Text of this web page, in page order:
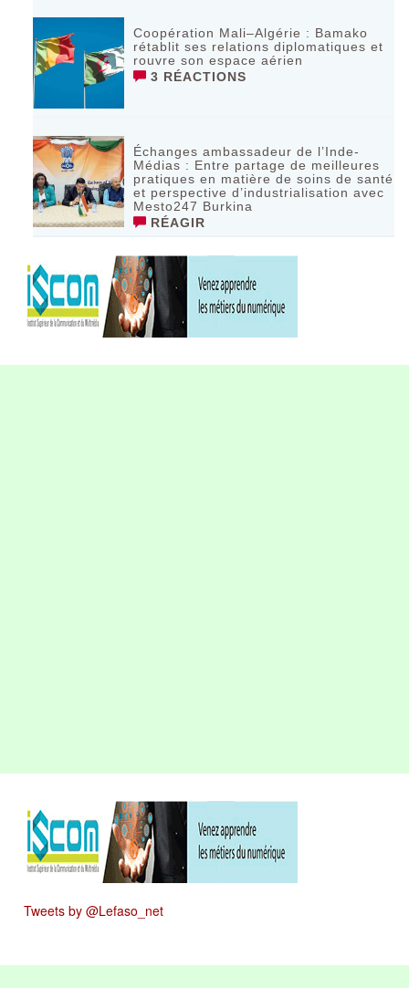
Coopération Mali–Algérie : Bamako
rétablit ses relations diplomatiques et
rouvre son espace aérien
3 RÉACTIONS
Échanges ambassadeur de l’Inde-
Médias : Entre partage de meilleures
pratiques en matière de soins de santé
et perspective d’industrialisation avec
Mesto247 Burkina
RÉAGIR
Tweets by @Lefaso_net